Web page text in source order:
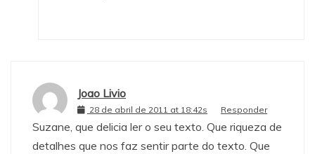
Joao Livio
28 de abril de 2011 at 18:42s Responder
Suzane, que delicia ler o seu texto. Que riqueza de
detalhes que nos faz sentir parte do texto. Que